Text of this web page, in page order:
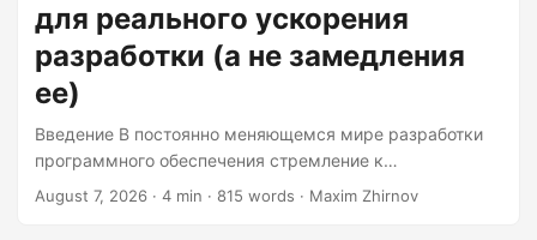
для реального ускорения
разработки (а не замедления
ее)
Введение В постоянно меняющемся мире разработки
программного обеспечения стремление к
эффективности не знает границ. Появляются AI-
August 7, 2026 · 4 min · 815 words · Maxim Zhirnov